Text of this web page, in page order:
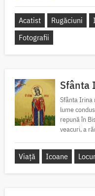
Acatist Rugăciuni
Fotografii
Sfânta
Sfânta Irina
lume
repună în
veacuri, a
Viață Icoane